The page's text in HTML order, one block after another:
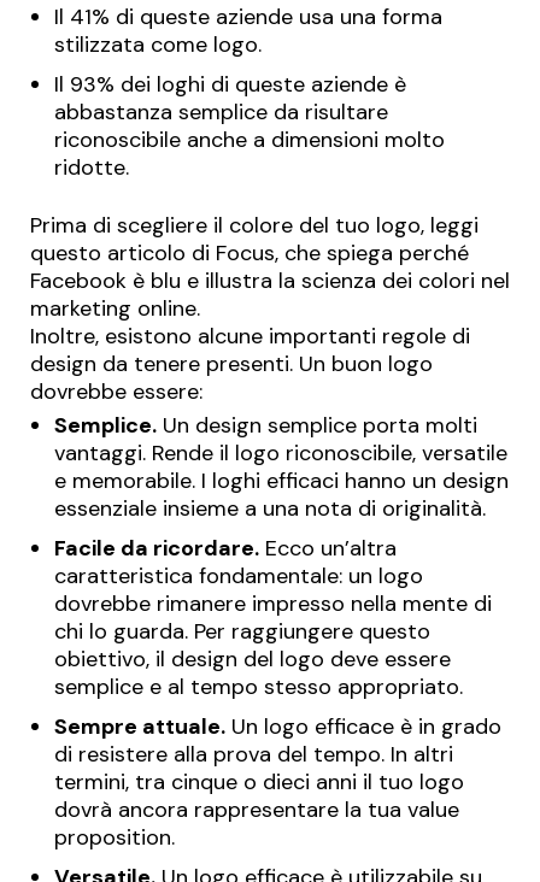
Il 41% di queste aziende usa una forma
stilizzata come logo.
Il 93% dei loghi di queste aziende è
abbastanza semplice da risultare
riconoscibile anche a dimensioni molto
ridotte.
Prima di scegliere il colore del tuo logo, leggi
questo articolo di Focus, che spiega perché
Facebook è blu e illustra la scienza dei colori nel
marketing online.
Inoltre, esistono alcune importanti regole di
design da tenere presenti. Un buon logo
dovrebbe essere:
Semplice. Un design semplice porta molti
vantaggi. Rende il logo riconoscibile, versatile
e memorabile. I loghi efficaci hanno un design
essenziale insieme a una nota di originalità.
Facile da ricordare. Ecco un’altra
caratteristica fondamentale: un logo
dovrebbe rimanere impresso nella mente di
chi lo guarda. Per raggiungere questo
obiettivo, il design del logo deve essere
semplice e al tempo stesso appropriato.
Sempre attuale. Un logo efficace è in grado
di resistere alla prova del tempo. In altri
termini, tra cinque o dieci anni il tuo logo
dovrà ancora rappresentare la tua value
proposition.